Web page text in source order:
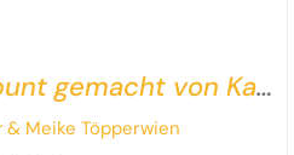
gemacht von Kai
Töpperwien
& Meike Töpperwien